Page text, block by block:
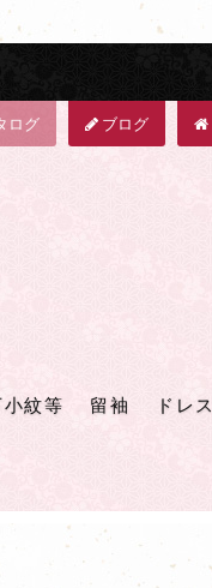
ログ ブログ
小紋等 留袖 ドレス